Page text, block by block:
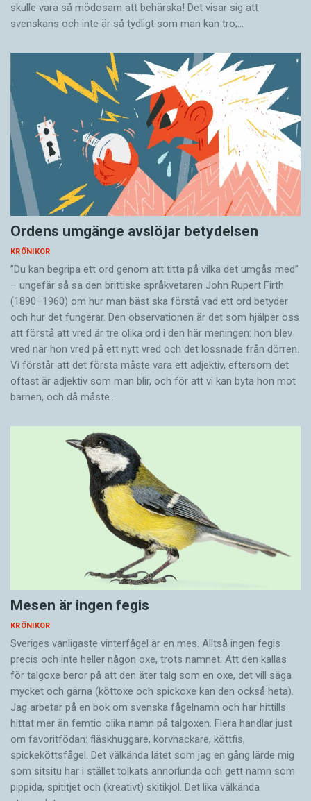
skulle vara så mödosam att behärska! Det visar sig att
svenskans och inte är så tydligt som man kan tro;…
Ordens umgänge avslöjar betydelsen
KRÖNIKOR
”Du kan begripa ett ord genom att titta på vilka det umgås med”
– ungefär så sa den brittiske språkvetaren John Rupert Firth
(1890–1960) om hur man bäst ska förstå vad ett ord betyder
och hur det fungerar. Den ­observationen är det som hjälper oss
att förstå att vred är tre olika ord i den här meningen: hon blev
vred när hon vred på ett nytt vred och det lossnade från dörren.
Vi förstår att det första måste vara ett adjektiv, eftersom det
oftast är adjektiv som man blir, och för att vi kan byta hon mot
barnen, och då måste…
Mesen är ingen fegis
KRÖNIKOR
Sveriges vanligaste vinterfågel är en mes. Alltså ingen fegis
precis och inte heller någon oxe, trots namnet. Att den kallas
för talgoxe beror på att den äter talg som en oxe, det vill säga
mycket och gärna (köttoxe och spickoxe kan den också heta).
Jag arbetar på en bok om svenska fågelnamn och har hittills
hittat mer än femtio olika namn på talgoxen. Flera handlar just
om favoritfödan: fläskhuggare, korvhackare, köttfis,
spickeköttsfågel. Det välkända lätet som jag en gång lärde mig
som sitsitu har i stället tolkats annorlunda och gett namn som
pippida, spititjet och (kreativt) skitikjol. Det lika välkända